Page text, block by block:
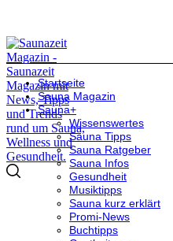
Startseite
Sauna Magazin
Sauna+
Wissenswertes
Sauna Tipps
Sauna Ratgeber
Sauna Infos
Gesundheit
Musiktipps
Sauna kurz erklärt
Promi-News
Buchtipps